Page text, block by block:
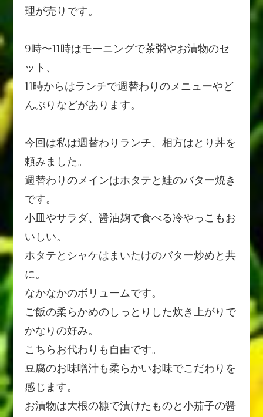
理が売りです。
9時〜11時はモーニングで茶粥やお漬物のセ
ット、
11時からはランチで週替わりのメニューやど
んぶりなどがあります。
今回は私は週替わりランチ、相方はとり丼を
頼みました。
週替わりのメインはホタテと鮭のバター焼き
です。
小皿やサラダ、醤油麹で食べる冷やっこもお
いしい。
ホタテとシャケはまいたけのバター炒めと共
に。
なかなかのボリュームです。
ご飯の柔らかめのしっとりした炊き上がりで
かなりの好み。
こちらお代わりも自由です。
豆腐のお味噌汁も柔らかいお味でこだわりを
感じます。
お漬物は大根の糠で漬けたものと小茄子の醤